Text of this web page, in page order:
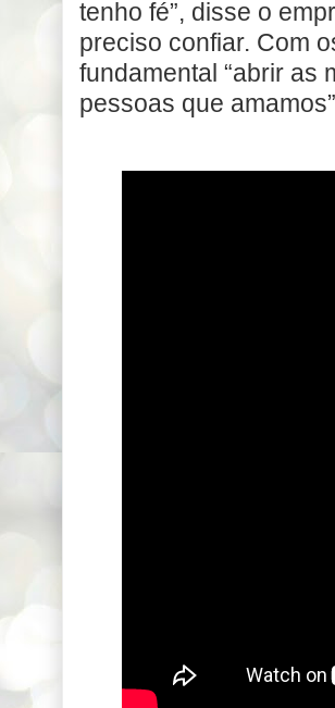
tenho fé”, disse o
preciso confiar. Com
fundamental “abrir as
pessoas que